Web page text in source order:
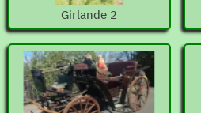
Girlande 2